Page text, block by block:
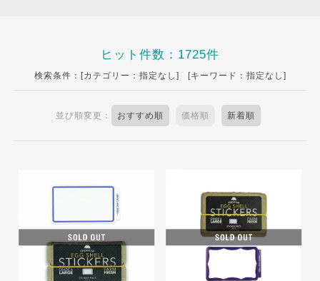
ヒット件数：1725件
検索条件：[カテゴリー：指定なし] [キーワード：指定なし]
並び順変更： おすすめ順 価格順 新着順